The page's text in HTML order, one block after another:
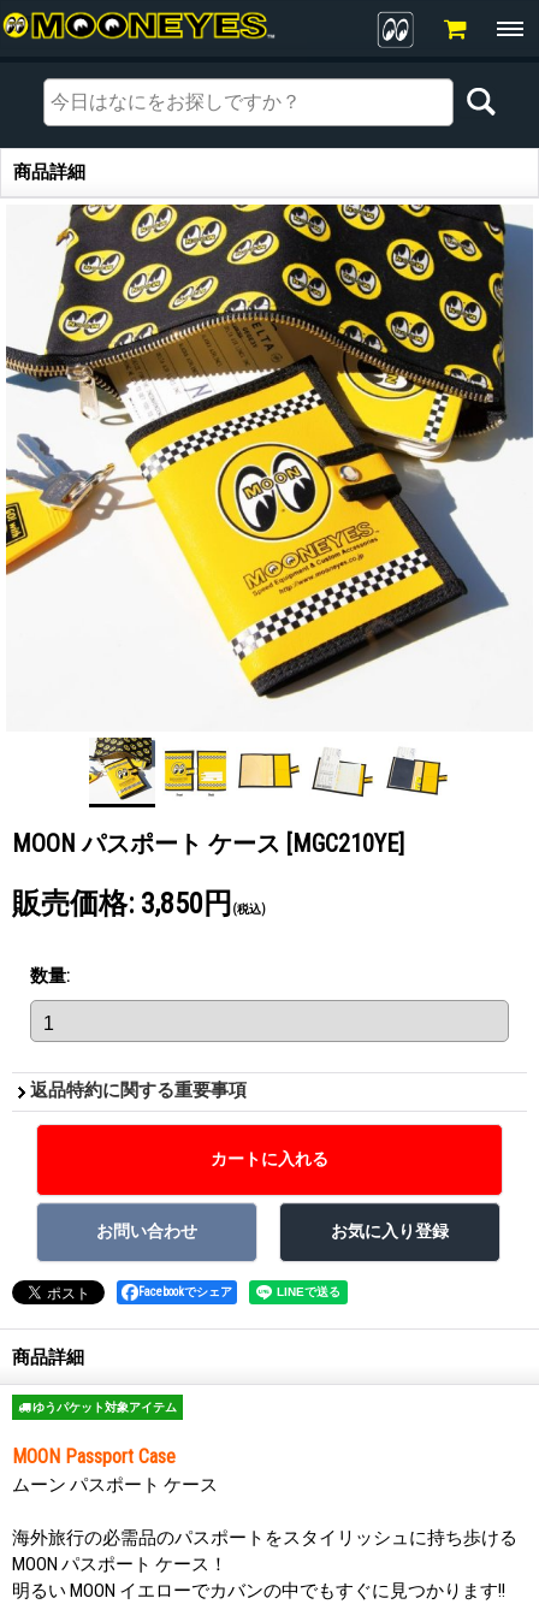
商品詳細
商品詳細
MOON パスポート ケース [MGC210YE]
販売価格: 3,850円 (税込)
数量:
返品特約に関する重要事項
Facebookでシェア
商品詳細
ゆうパケット対象アイテム
MOON Passport Case
ムーン パスポート ケース
海外旅行の必需品のパスポートをスタイリッシュに持ち歩ける
MOON パスポート ケース！
明るい MOON イエローでカバンの中でもすぐに見つかります!!